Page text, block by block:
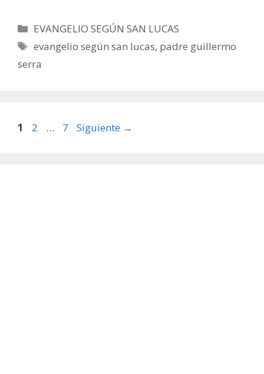
Categorías
EVANGELIO SEGÚN SAN LUCAS
Etiquetas
evangelio según san lucas, padre guillermo
serra
Página
1 Página
2 … Página
7 Siguiente →